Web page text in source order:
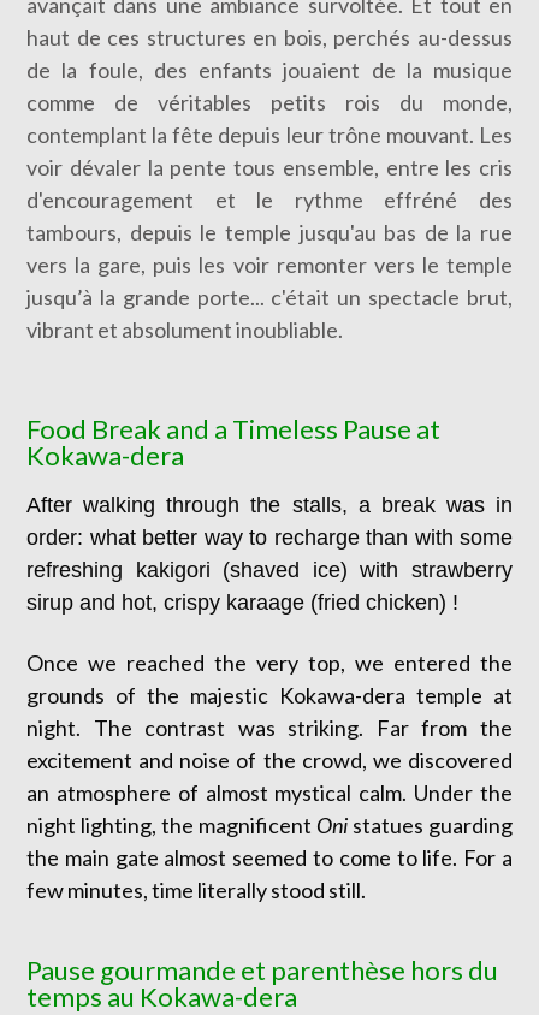
haut de ces structures en bois, perchés au-dessus
de la foule, des enfants jouaient de la musique
comme de véritables petits rois du monde,
contemplant la fête depuis leur trône mouvant. Les
voir dévaler la pente tous ensemble, entre les cris
d'encouragement et le rythme effréné des
tambours, depuis le temple jusqu'au bas de la rue
vers la gare, puis les voir remonter vers le temple
jusqu’à la grande porte... c'était un spectacle brut,
vibrant et absolument inoubliable.
Food Break and a Timeless Pause at
Kokawa-dera
After walking through the stalls, a break was in
order: what better way to recharge than with some
refreshing kakigori (shaved ice) with strawberry
sirup and hot, crispy karaage (fried chicken) !
Once we reached the very top, we entered the
grounds of the majestic Kokawa-dera temple at
night. The contrast was striking. Far from the
excitement and noise of the crowd, we discovered
an atmosphere of almost mystical calm. Under the
night lighting, the magnificent Oni statues guarding
the main gate almost seemed to come to life. For a
few minutes, time literally stood still.
Pause gourmande et parenthèse hors du
temps au Kokawa-dera